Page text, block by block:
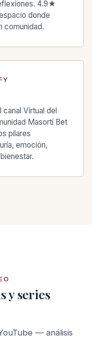
4.9★
donde
comunidad.
canal Virtual del
Masortí Bet
pilares
emoción,
y series
— análisis